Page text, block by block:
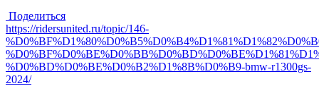
Поделиться
https://ridersunited.ru/topic/146-
%D0%BD%D0%BE%D0%B2%D1%8B%D0%B9-bmw-r1300gs-
2024/